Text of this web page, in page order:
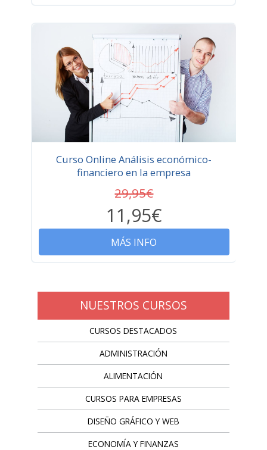
Curso Online Análisis económico-
financiero en la empresa
29,95€
11,95€
MÁS INFO
NUESTROS CURSOS
CURSOS DESTACADOS
ADMINISTRACIÓN
ALIMENTACIÓN
CURSOS PARA EMPRESAS
DISEÑO GRÁFICO Y WEB
ECONOMÍA Y FINANZAS